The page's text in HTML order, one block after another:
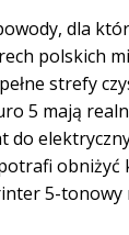
dla
polskich
strefy
5 mają
do
obniżyć
5-tonowy